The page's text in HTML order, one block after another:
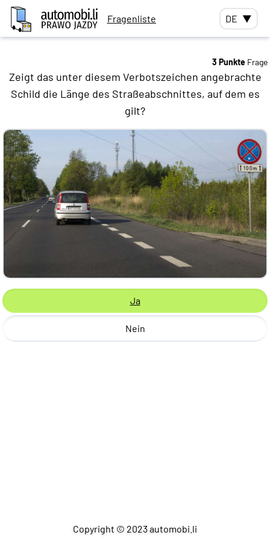
Fragenliste DE ▼
3 Punkte Frage
Zeigt das unter diesem Verbotszeichen angebrachte
Schild die Länge des Straßeabschnittes, auf dem es
gilt?
Ja
Nein
Copyright © 2023 automobi.li